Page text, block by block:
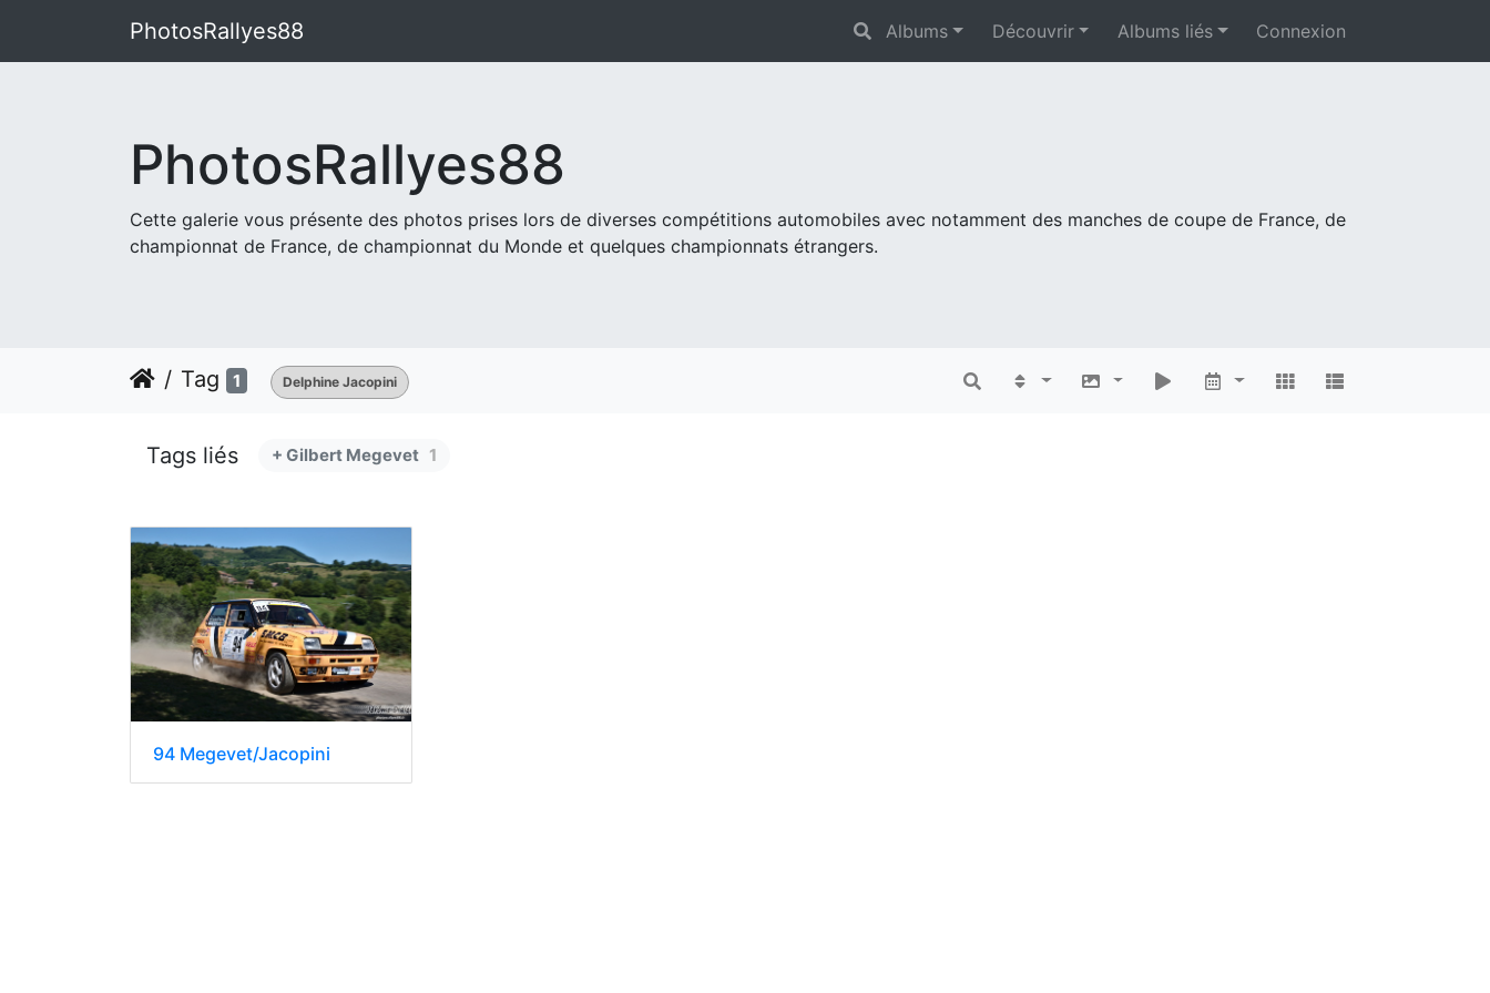
PhotosRallyes88 Albums Découvrir Albums liés Connexion
PhotosRallyes88
Cette galerie vous présente des photos prises lors de diverses compétitions automobiles avec notamment des manches de coupe de France, de
championnat de France, de championnat du Monde et quelques championnats étrangers.
Tag 1 Delphine Jacopini
Tags liés + Gilbert Megevet 1
94 Megevet/Jacopini